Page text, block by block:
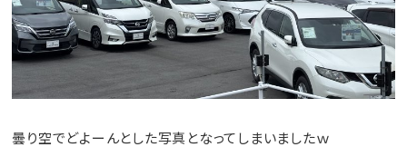
曇り空でどよーんとした写真となってしまいましたｗ